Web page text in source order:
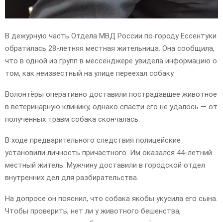
В дежурную часть Отдела МВД России по городу Ессентуки
обратилась 28-летняя местная жительница. Она сообщила,
что в одной из групп в мессенджере увидела информацию о
том, как неизвестный на улице переехал собаку.
Волонтёры оперативно доставили пострадавшее животное
в ветеринарную клинику, однако спасти его не удалось — от
полученных травм собака скончалась.
В ходе предварительного следствия полицейские
установили личность причастного. Им оказался 44-летний
местный житель. Мужчину доставили в городской отдел
внутренних дел для разбирательства.
На допросе он пояснил, что собака якобы укусила его сына.
Чтобы проверить, нет ли у животного бешенства,